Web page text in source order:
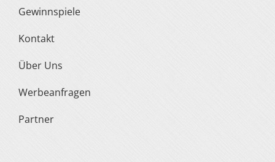
Gewinnspiele
Kontakt
Über Uns
Werbeanfragen
Partner